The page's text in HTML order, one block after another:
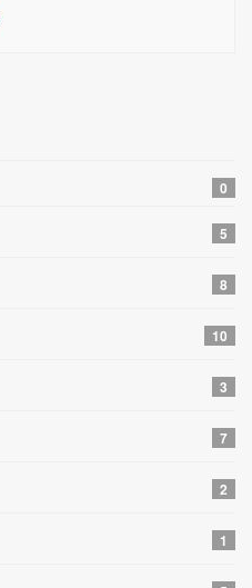
0
5
8
10
3
7
2
1